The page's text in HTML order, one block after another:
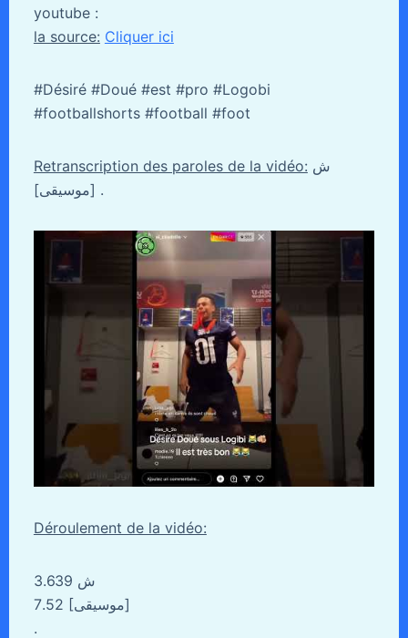
youtube :
la source: Cliquer ici
#Désiré #Doué #est #pro #Logobi
#footballshorts #football #foot
Retranscription des paroles de la vidéo:
[موسيقى] .
Déroulement de la vidéo:
3.639 ش
7.52 [موسيقى]
.